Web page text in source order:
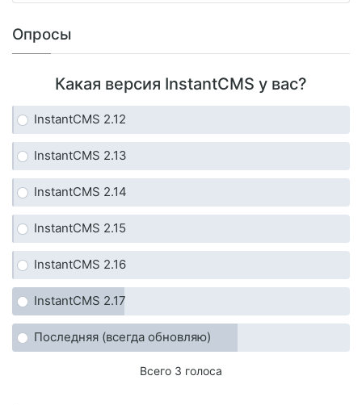
Опросы
Какая версия InstantCMS у вас?
InstantCMS 2.12
InstantCMS 2.13
InstantCMS 2.14
InstantCMS 2.15
InstantCMS 2.16
InstantCMS 2.17
Последняя (всегда обновляю)
Всего 3 голоса